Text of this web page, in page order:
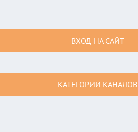
ВХОД НА САЙТ
КАТЕГОРИИ КАНАЛОВ